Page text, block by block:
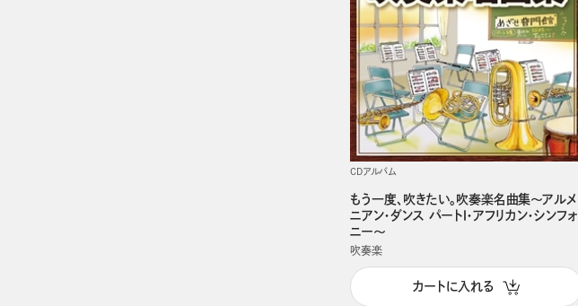
CDアルバム
もう一度、吹きたい。吹奏楽名曲集～アルメ
ニアン・ダンス パートⅠ・アフリカン・シンフォ
ニー～
吹奏楽
カートに入れる